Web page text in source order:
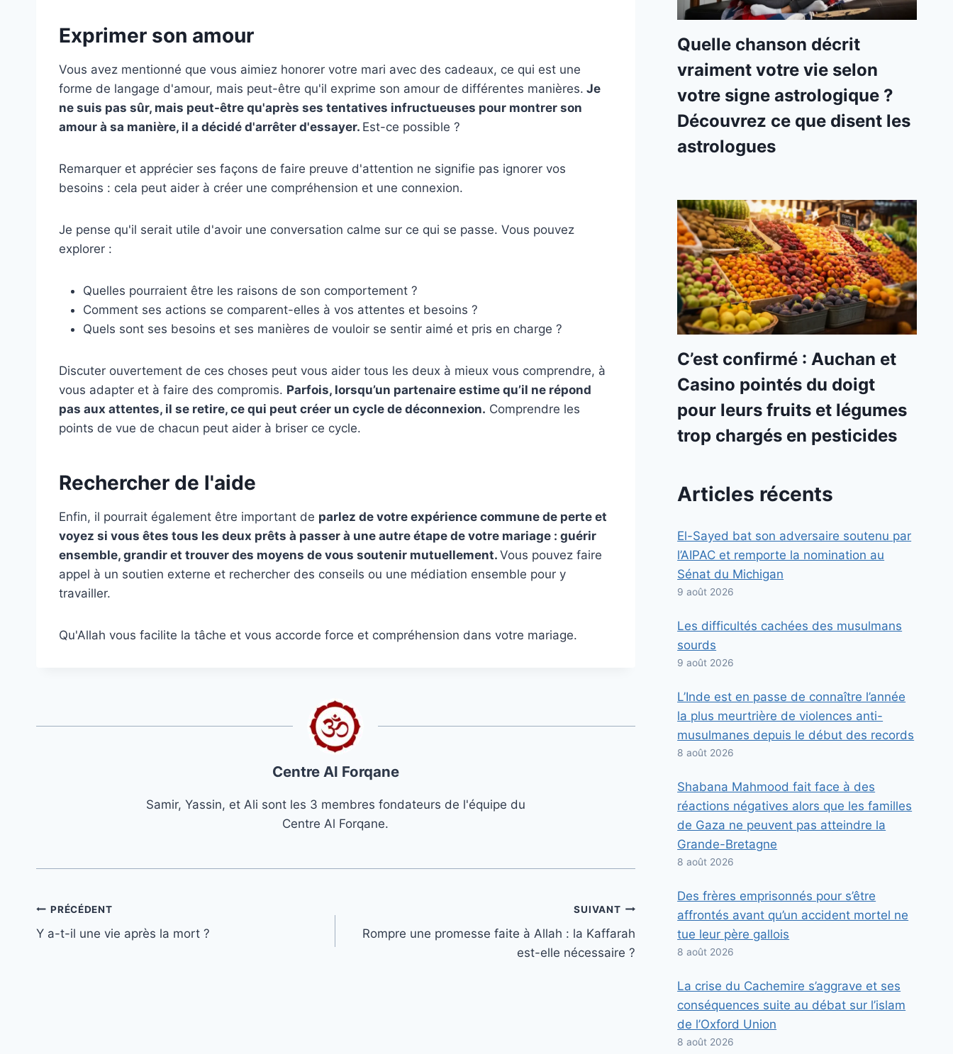
Exprimer son amour
Vous avez mentionné que vous aimiez honorer votre mari avec des cadeaux, ce qui est une
forme de langage d'amour, mais peut-être qu'il exprime son amour de différentes manières. Je
ne suis pas sûr, mais peut-être qu'après ses tentatives infructueuses pour montrer son
amour à sa manière, il a décidé d'arrêter d'essayer. Est-ce possible ?
Remarquer et apprécier ses façons de faire preuve d'attention ne signifie pas ignorer vos
besoins : cela peut aider à créer une compréhension et une connexion.
Je pense qu'il serait utile d'avoir une conversation calme sur ce qui se passe. Vous pouvez
explorer :
Quelles pourraient être les raisons de son comportement ?
Comment ses actions se comparent-elles à vos attentes et besoins ?
Quels sont ses besoins et ses manières de vouloir se sentir aimé et pris en charge ?
Discuter ouvertement de ces choses peut vous aider tous les deux à mieux vous comprendre, à
vous adapter et à faire des compromis. Parfois, lorsqu’un partenaire estime qu’il ne répond
pas aux attentes, il se retire, ce qui peut créer un cycle de déconnexion. Comprendre les
points de vue de chacun peut aider à briser ce cycle.
Rechercher de l'aide
Enfin, il pourrait également être important de parlez de votre expérience commune de perte et
voyez si vous êtes tous les deux prêts à passer à une autre étape de votre mariage : guérir
ensemble, grandir et trouver des moyens de vous soutenir mutuellement. Vous pouvez faire
appel à un soutien externe et rechercher des conseils ou une médiation ensemble pour y
travailler.
Qu'Allah vous facilite la tâche et vous accorde force et compréhension dans votre mariage.
Centre Al Forqane
Samir, Yassin, et Ali sont les 3 membres fondateurs de l'équipe du
Centre Al Forqane.
Navigation
de
PRÉCÉDENT
Y a-t-il une vie après la mort ?
SUIVANT
Rompre une promesse faite à Allah : la Kaffarah
est-elle nécessaire ?
Quelle chanson décrit
vraiment votre vie selon
votre signe astrologique ?
Découvrez ce que disent les
astrologues
C’est confirmé : Auchan et
Casino pointés du doigt
pour leurs fruits et légumes
trop chargés en pesticides
Articles récents
El-Sayed bat son adversaire soutenu par
l’AIPAC et remporte la nomination au
Sénat du Michigan
9 août 2026
Les difficultés cachées des musulmans
sourds
9 août 2026
L’Inde est en passe de connaître l’année
la plus meurtrière de violences anti-
musulmanes depuis le début des records
8 août 2026
Shabana Mahmood fait face à des
réactions négatives alors que les familles
de Gaza ne peuvent pas atteindre la
Grande-Bretagne
8 août 2026
Des frères emprisonnés pour s’être
affrontés avant qu’un accident mortel ne
tue leur père gallois
8 août 2026
La crise du Cachemire s’aggrave et ses
conséquences suite au débat sur l’islam
de l’Oxford Union
8 août 2026